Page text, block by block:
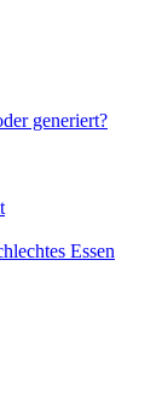
generiert?
Essen